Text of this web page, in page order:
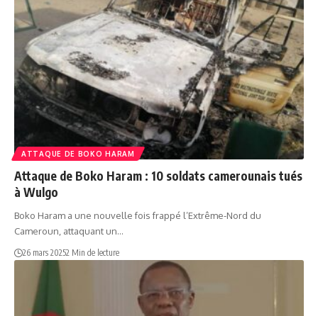
ATTAQUE DE BOKO HARAM
Attaque de Boko Haram : 10 soldats camerounais tués
à Wulgo
Boko Haram a une nouvelle fois frappé l’Extrême-Nord du
Cameroun, attaquant un…
26 mars 20252 Min de lecture